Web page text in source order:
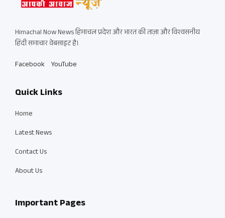
Himachal Now News हिमाचल प्रदेश और भारत की ताज़ा और विश्वसनीय
हिंदी समाचार वेबसाइट है।
Facebook YouTube
Quick Links
Home
Latest News
Contact Us
About Us
Important Pages